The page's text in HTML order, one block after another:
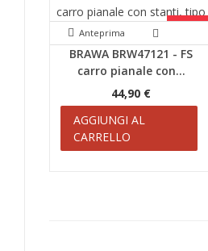
SCONTI!
Anteprima
BRAWA BRW47121 - FS
carro pianale con...
44,90 €
AGGIUNGI AL
CARRELLO